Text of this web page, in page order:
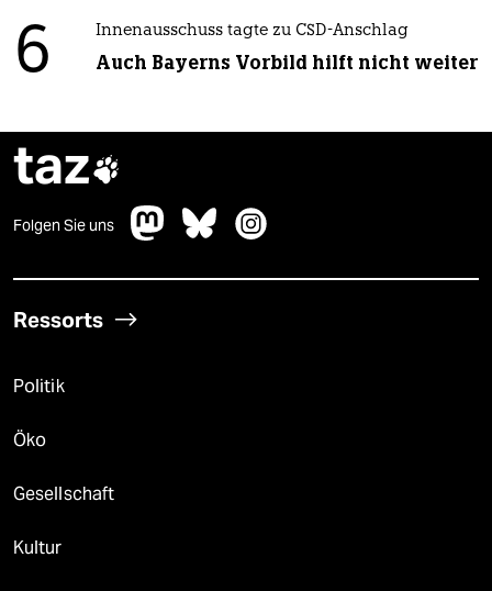
6 Innenausschuss tagte zu CSD-Anschlag
Auch Bayerns Vorbild hilft nicht weiter
taz
Folgen Sie uns
Ressorts
Politik
Öko
Gesellschaft
Kultur